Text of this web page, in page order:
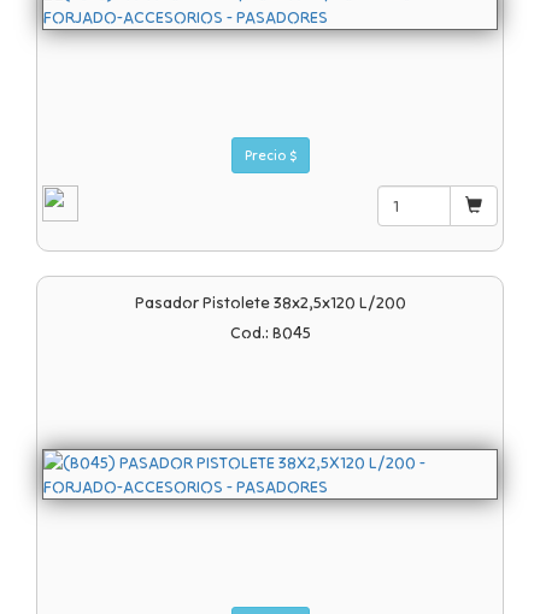
Precio $
Pasador Pistolete 38x2,5x120 L/200
Cod.: B045